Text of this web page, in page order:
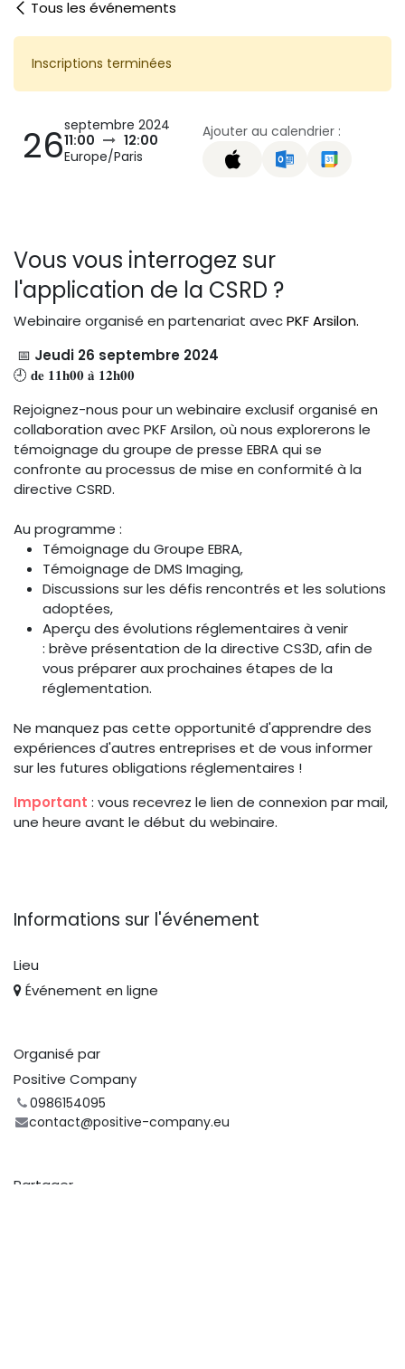
Tous les événements
Inscriptions terminées
26septembre 2024
11:00
12:00
Europe/Paris
Ajouter au calendrier :
Vous vous interrogez sur
l'application de la CSRD ?
Webinaire organisé en partenariat avecPKF Arsilon.
📅 Jeudi 26 septembre 2024
🕘 𝐝𝐞 𝟏𝟏𝐡𝟎𝟎 𝐚̀ 𝟏𝟐𝐡𝟎𝟎
Rejoignez-nous pour un webinaire exclusif organisé en
collaboration avec PKF Arsilon, où nous explorerons le
témoignage du groupe de presse EBRA qui se
confronte au processus de mise en conformité à la
directive CSRD.
Au programme :
Témoignage du Groupe EBRA,
Témoignage de DMS Imaging,
Discussions sur les défis rencontrés et les solutions
adoptées,
Aperçu des évolutions réglementaires à venir
: brève présentation de la directive CS3D, afin de
vous préparer aux prochaines étapes de la
réglementation.
Ne manquez pas cette opportunité d'apprendre des
expériences d'autres entreprises et de vous informer
sur les futures obligations réglementaires !
Important : vous recevrez le lien de connexion par mail,
une heure avant le début du webinaire.
Informations sur l'événement
Lieu
Événement en ligne
Organisé par
Positive Company
0986154095
contact@positive-company.eu
Partager